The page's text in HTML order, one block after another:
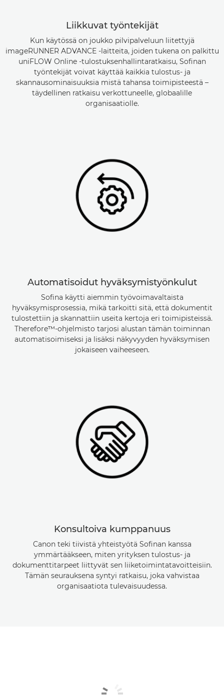
Liikkuvat työntekijät
Kun käytössä on joukko pilvipalveluun liitettyjä
imageRUNNER ADVANCE -laitteita, joiden tukena on palkittu
uniFLOW Online -tulostuksenhallintaratkaisu, Sofinan
työntekijät voivat käyttää kaikkia tulostus- ja
skannausominaisuuksia mistä tahansa toimipisteestä –
täydellinen ratkaisu verkottuneelle, globaalille
organisaatiolle.
Automatisoidut hyväksymistyönkulut
Sofina käytti aiemmin työvoimavaltaista
hyväksymisprosessia, mikä tarkoitti sitä, että dokumentit
tulostettiin ja skannattiin useita kertoja eri toimipisteissä.
Therefore™-ohjelmisto tarjosi alustan tämän toiminnan
automatisoimiseksi ja lisäksi näkyvyyden hyväksymisen
jokaiseen vaiheeseen.
Konsultoiva kumppanuus
Canon teki tiivistä yhteistyötä Sofinan kanssa
ymmärtääkseen, miten yrityksen tulostus- ja
dokumenttitarpeet liittyvät sen liiketoimintatavoitteisiin.
Tämän seurauksena syntyi ratkaisu, joka vahvistaa
organisaatiota tulevaisuudessa.